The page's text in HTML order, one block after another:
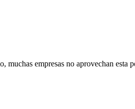
empresas no aprovechan esta